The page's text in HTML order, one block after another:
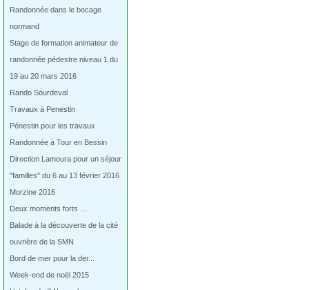
Randonnée dans le bocage
normand
Stage de formation animateur de
randonnée pédestre niveau 1 du
19 au 20 mars 2016
Rando Sourdeval
Travaux à Penestin
Pénestin pour les travaux
Randonnée à Tour en Bessin
Direction Lamoura pour un séjour
"familles" du 6 au 13 février 2016
Morzine 2016
Deux moments forts ...
Balade à la découverte de la cité
ouvrière de la SMN
Bord de mer pour la der...
Week-end de noël 2015